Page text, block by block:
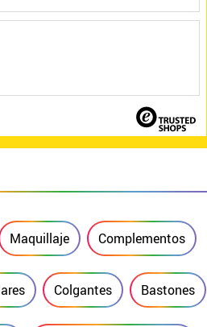
Maquillaje Complementos
Colgantes Bastones